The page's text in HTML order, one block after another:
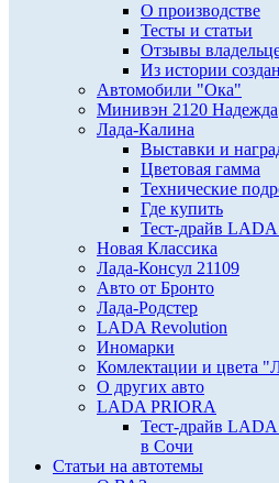
О производстве
Тесты и статьи
Отзывы
Из истории
Автомобили "Ока"
Минивэн 2120 Надежда
Лада-Калина
Выставки и
Цветовая гамма
Технические
Где купить
Тест-драйв
Новая Классика
Лада-Консул 21109
Авто от Бронто
Лада-Родстер
LADA Revolution
Иномарки
Комлектации и цвета
О других авто
LADA PRIORA
Тест-драйв
в Сочи
Статьи на автотемы